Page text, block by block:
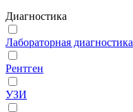
Диагностика
Лабораторная диагностика
Рентген
УЗИ